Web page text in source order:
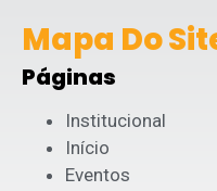
Mapa Do
Páginas
Institucional
Início
Eventos